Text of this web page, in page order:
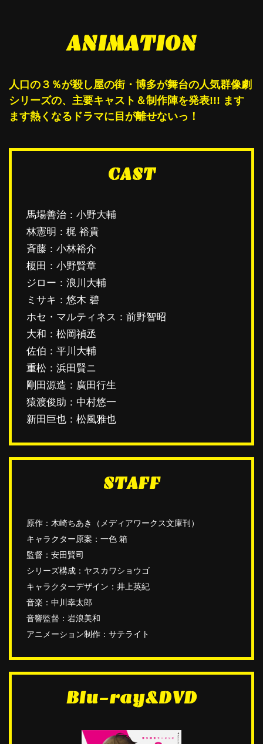
ANIMATION
人口の３％が殺し屋の街・博多が舞台の人気群像劇
シリーズの、主要キャスト＆制作陣を発表!!! ます
ます熱くなるドラマに目が離せないっ！
CAST
馬場善治：小野大輔
林憲明：梶 裕貴
斉藤：小林裕介
榎田：小野賢章
ジロー：浪川大輔
ミサキ：悠木 碧
ホセ・マルティネス：前野智昭
大和：松岡禎丞
佐伯：平川大輔
重松：浜田賢ニ
剛田源造：廣田行生
猿渡俊助：中村悠一
新田巨也：松風雅也
STAFF
原作：木崎ちあき（メディアワークス文庫刊）
キャラクター原案：一色 箱
監督：安田賢司
シリーズ構成：ヤスカワショウゴ
キャラクターデザイン：井上英紀
音楽：中川幸太郎
音響監督：岩浪美和
アニメーション制作：サテライト
Blu-ray&DVD